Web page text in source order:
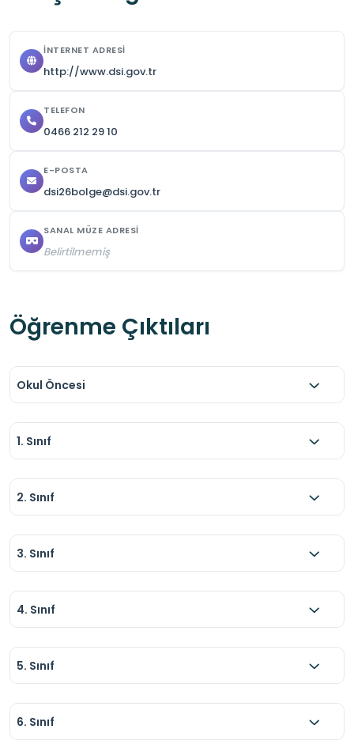
veya sorumlu refakat zorunludur.
değişmektedir, bu nedenle başvuru sırasında
İNTERNET ADRESI
http://www.dsi.gov.tr
TELEFON
0466 212 29 10
E-POSTA
dsi26bolge@dsi.gov.tr
SANAL MÜZE ADRESI
Belirtilmemiş
Öğrenme Çıktıları
Okul Öncesi
1. Sınıf
2. Sınıf
3. Sınıf
4. Sınıf
5. Sınıf
6. Sınıf